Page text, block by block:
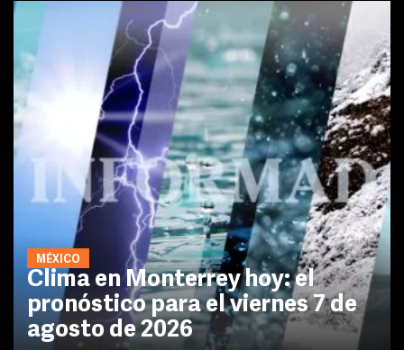
MÉXICO
Clima en Monterrey hoy: el
pronóstico para el viernes 7 de
agosto de 2026